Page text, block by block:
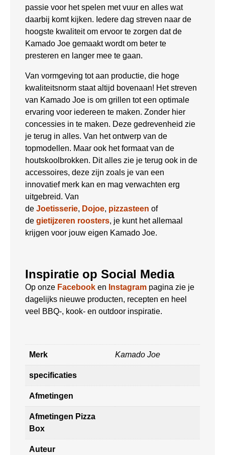
passie voor het spelen met vuur en alles wat
daarbij komt kijken. Iedere dag streven naar de
hoogste kwaliteit om ervoor te zorgen dat de
Kamado Joe gemaakt wordt om beter te
presteren en langer mee te gaan.
Van vormgeving tot aan productie, die hoge
kwaliteitsnorm staat altijd bovenaan! Het streven
van Kamado Joe is om grillen tot een optimale
ervaring voor iedereen te maken. Zonder hier
concessies in te maken. Deze gedrevenheid zie
je terug in alles. Van het ontwerp van de
topmodellen. Maar ook het formaat van de
houtskoolbrokken. Dit alles zie je terug ook in de
accessoires, deze zijn zoals je van een
innovatief merk kan en mag verwachten erg
uitgebreid. Van
de Joetisserie, Dojoe, pizzasteen of
de gietijzeren roosters, je kunt het allemaal
krijgen voor jouw eigen Kamado Joe.
Inspiratie op Social Media
Op onze Facebook en Instagram pagina zie je
dagelijks nieuwe producten, recepten en heel
veel BBQ-, kook- en outdoor inspiratie.
Merk Kamado Joe
specificaties
Afmetingen
Afmetingen Pizza
Box
Auteur